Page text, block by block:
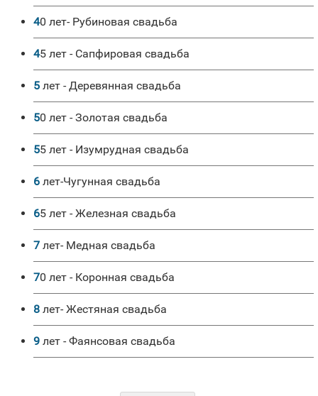
40 лет- Рубиновая свадьба
45 лет - Сапфировая свадьба
5 лет - Деревянная свадьба
50 лет - Золотая свадьба
55 лет - Изумрудная свадьба
6 лет-Чугунная свадьба
65 лет - Железная свадьба
7 лет- Медная свадьба
70 лет - Коронная свадьба
8 лет- Жестяная свадьба
9 лет - Фаянсовая свадьба